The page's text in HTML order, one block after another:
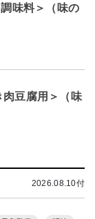
味料＞（味の
豆腐用＞（味
2026.08.10付